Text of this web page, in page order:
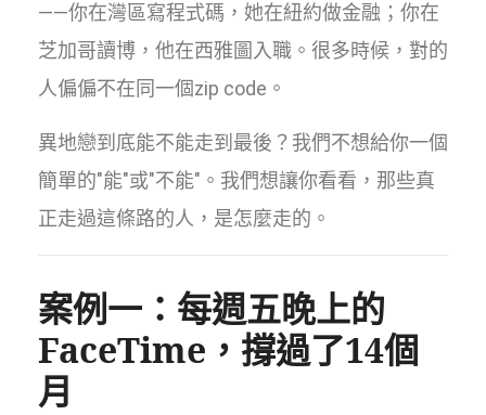
——你在灣區寫程式碼，她在紐約做金融；你在
芝加哥讀博，他在西雅圖入職。很多時候，對的
人偏偏不在同一個zip code。
異地戀到底能不能走到最後？我們不想給你一個
簡單的"能"或"不能"。我們想讓你看看，那些真
正走過這條路的人，是怎麼走的。
案例一：每週五晚上的
FaceTime，撐過了14個
月